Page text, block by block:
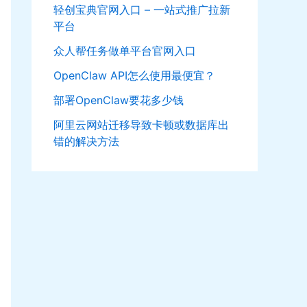
轻创宝典官网入口 – 一站式推广拉新
平台
众人帮任务做单平台官网入口
OpenClaw API怎么使用最便宜？
部署OpenClaw要花多少钱
阿里云网站迁移导致卡顿或数据库出
错的解决方法